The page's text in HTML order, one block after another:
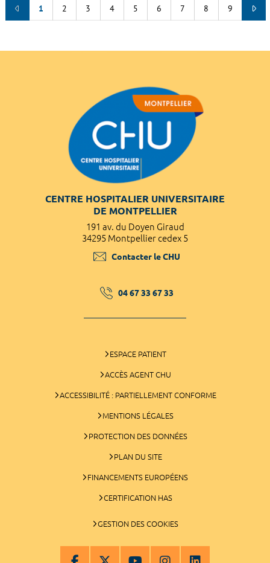
1 2 3 4 5 6 7 8 9
CENTRE HOSPITALIER UNIVERSITAIRE
DE MONTPELLIER
191 av. du Doyen Giraud
34295 Montpellier cedex 5
Contacter le CHU
04 67 33 67 33
ESPACE PATIENT
ACCÈS AGENT CHU
ACCESSIBILITÉ : PARTIELLEMENT CONFORME
MENTIONS LÉGALES
PROTECTION DES DONNÉES
PLAN DU SITE
FINANCEMENTS EUROPÉENS
CERTIFICATION HAS
GESTION DES COOKIES